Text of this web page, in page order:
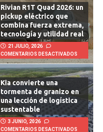
Rivian R1T Quad 2026: un
pickup eléctrico que
combina fuerza extrema,
tecnología y utilidad real
21 JULIO, 2026
COMENTARIOS DESACTIVADOS
Kia convierte una
tormenta de granizo en
una lección de logística
sustentable
3 JUNIO, 2026